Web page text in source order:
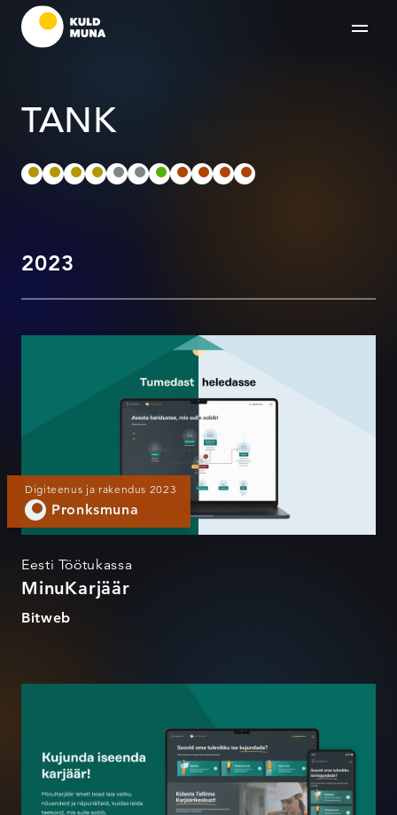
TANK
2023
MinuKarjäär
Digiteenus ja rakendus 2023
Pronksmuna
Eesti Töötukassa
MinuKarjäär
Bitweb